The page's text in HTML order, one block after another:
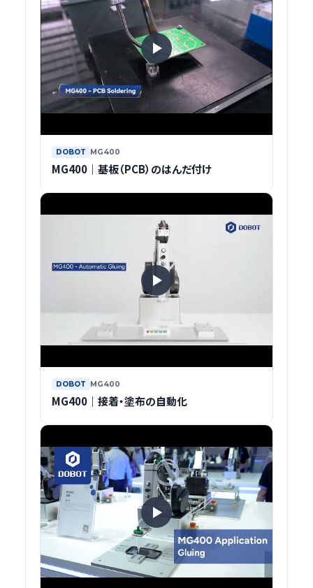
DOBOT MG400
MG400｜基板（PCB）のはんだ付け
DOBOT MG400
MG400｜接着・塗布の自動化